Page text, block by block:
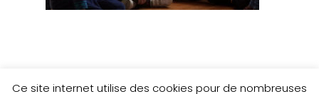
Ce site internet utilise des cookies pour de nombreuses